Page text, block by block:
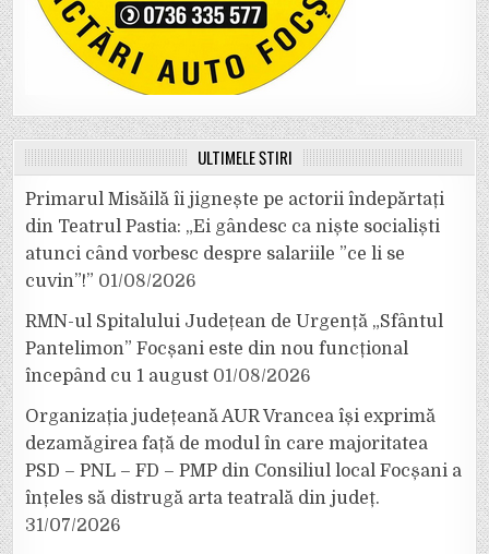
ULTIMELE ȘTIRI
Primarul Misăilă îi jignește pe actorii îndepărtați
din Teatrul Pastia: „Ei gândesc ca niște socialiști
atunci când vorbesc despre salariile ”ce li se
cuvin”!” 01/08/2026
RMN-ul Spitalului Județean de Urgență „Sfântul
Pantelimon” Focșani este din nou funcțional
începând cu 1 august 01/08/2026
Organizația județeană AUR Vrancea își exprimă
dezamăgirea față de modul în care majoritatea
PSD – PNL – FD – PMP din Consiliul local Focșani a
înțeles să distrugă arta teatrală din județ.
31/07/2026